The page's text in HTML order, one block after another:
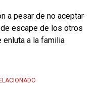
a pesar de no aceptar
escape de los otros
a la familia